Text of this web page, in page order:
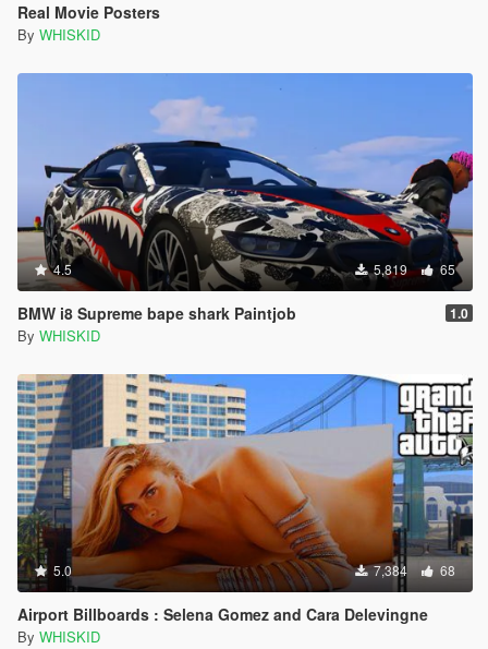
Real Movie Posters
By WHISKID
4.5 5,819 65
BMW i8 Supreme bape shark Paintjob 1.0
By WHISKID
5.0 7,384 68
Airport Billboards : Selena Gomez and Cara Delevingne
By WHISKID